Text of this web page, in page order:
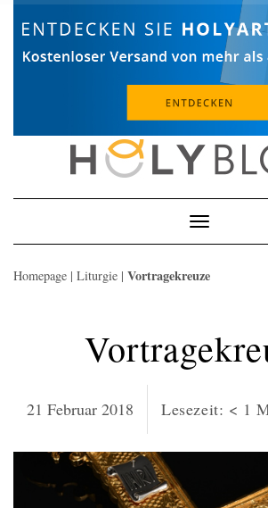
Toggle
Navigation
Homepage | Liturgie | Vortragekreuze
21 Februar 2018 Lesezeit: < 1